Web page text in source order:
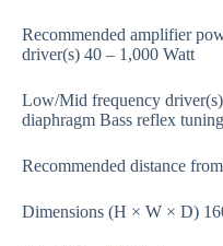
Recommended amplifier
driver(s) 40 – 1,000 Watt
Low/Mid frequency
diaphragm Bass reflex
Recommended distance
Dimensions (H × W × D)